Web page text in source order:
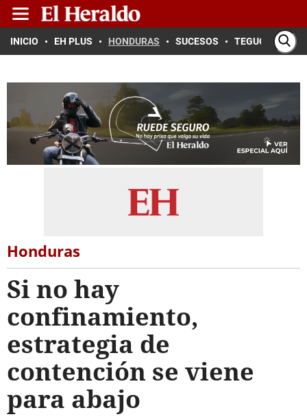
INICIO EH PLUS HONDURAS SUCESOS TEGUCIGALPA
Honduras
Si no hay
confinamiento,
estrategia de
contención se viene
para abajo